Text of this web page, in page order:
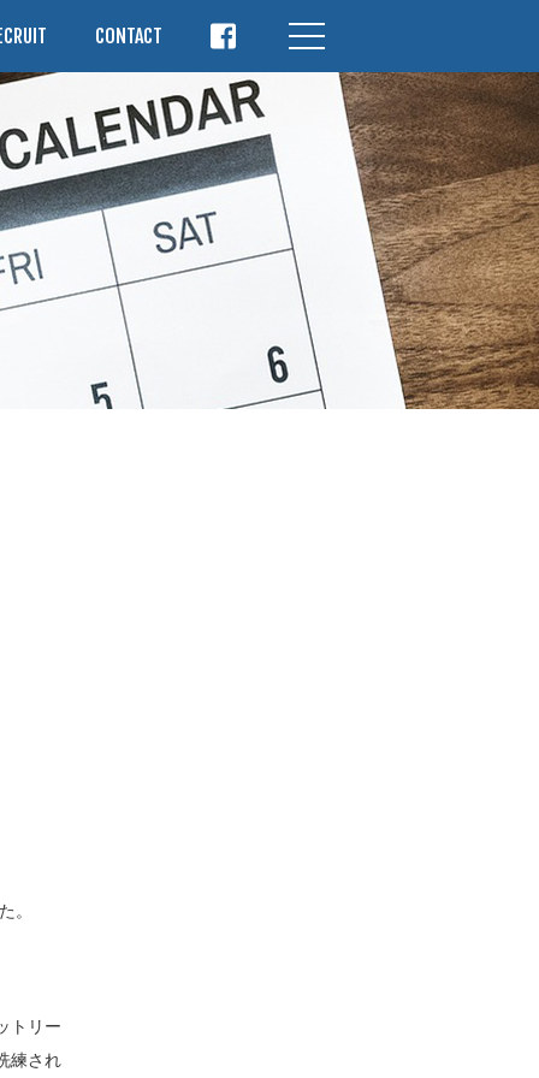
CONTACT
。
トリー
練され